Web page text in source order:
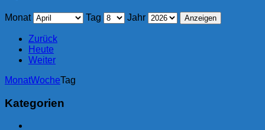
Monat Tag Jahr
Zurück
Heute
Weiter
MonatWocheTag
Kategorien